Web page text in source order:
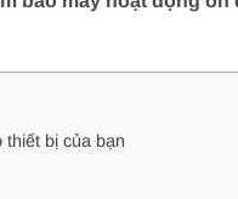
thiết bị của bạn